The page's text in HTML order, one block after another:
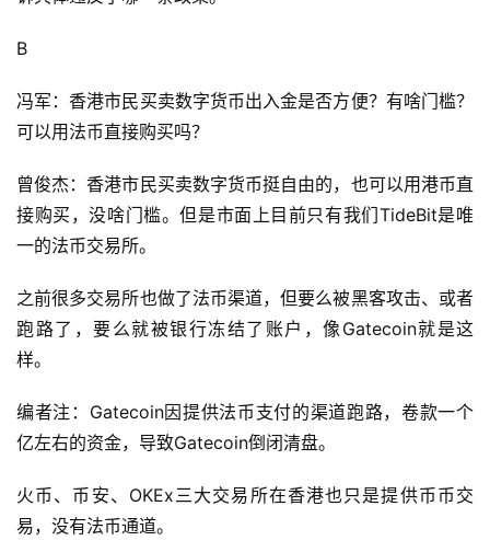
B
冯军：香港市民买卖数字货币出入金是否方便？有啥门槛？
可以用法币直接购买吗？
曾俊杰：香港市民买卖数字货币挺自由的，也可以用港币直
接购买，没啥门槛。但是市面上目前只有我们TideBit是唯
一的法币交易所。
之前很多交易所也做了法币渠道，但要么被黑客攻击、或者
跑路了，要么就被银行冻结了账户，像Gatecoin就是这
样。
编者注：Gatecoin因提供法币支付的渠道跑路，卷款一个
亿左右的资金，导致Gatecoin倒闭清盘。
火币、币安、OKEx三大交易所在香港也只是提供币币交
易，没有法币通道。